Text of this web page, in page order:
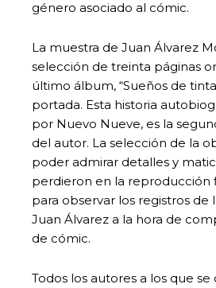
género asociado al cómic.
La muestra de Juan Álvarez
selección de treinta páginas
último álbum, “Sueños de
portada. Esta historia
por Nuevo Nueve, es la
del autor. La selección de la
poder admirar detalles y
perdieron en la reproducción
para observar los registros de
Juan Álvarez a la hora de
de cómic.
Todos los autores a los que se